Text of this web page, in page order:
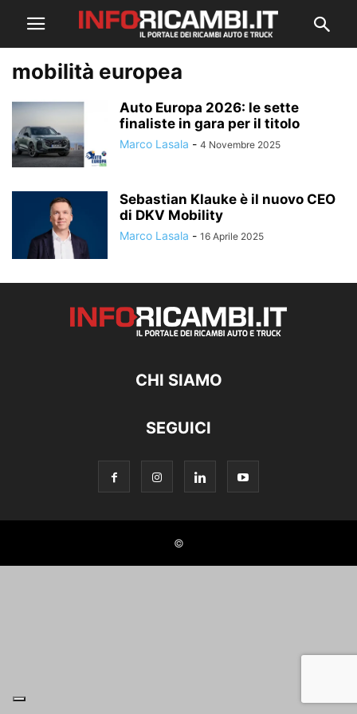
mobilità europea
Auto Europa 2026: le sette
finaliste in gara per il titolo
Marco Lasala - 4 Novembre 2025
Sebastian Klauke è il nuovo CEO
di DKV Mobility
Marco Lasala - 16 Aprile 2025
CHI SIAMO
SEGUICI
©